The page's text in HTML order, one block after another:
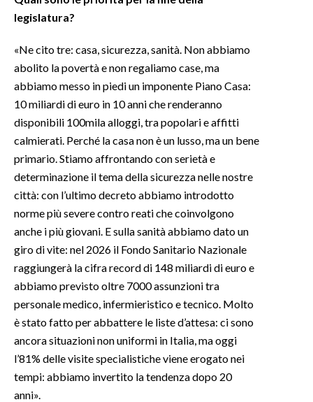
legislatura?
«Ne cito tre: casa, sicurezza, sanità. Non abbiamo
abolito la povertà e non regaliamo case, ma
abbiamo messo in piedi un imponente Piano Casa:
10 miliardi di euro in 10 anni che renderanno
disponibili 100mila alloggi, tra popolari e affitti
calmierati. Perché la casa non è un lusso, ma un bene
primario. Stiamo affrontando con serietà e
determinazione il tema della sicurezza nelle nostre
città: con l’ultimo decreto abbiamo introdotto
norme più severe contro reati che coinvolgono
anche i più giovani. E sulla sanità abbiamo dato un
giro di vite: nel 2026 il Fondo Sanitario Nazionale
raggiungerà la cifra record di 148 miliardi di euro e
abbiamo previsto oltre 7000 assunzioni tra
personale medico, infermieristico e tecnico. Molto
è stato fatto per abbattere le liste d’attesa: ci sono
ancora situazioni non uniformi in Italia, ma oggi
l’81% delle visite specialistiche viene erogato nei
tempi: abbiamo invertito la tendenza dopo 20
anni».